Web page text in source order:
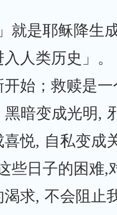
就是耶稣降生
人类历史」
始；救赎是
暗变成光明,
喜悦, 自私变成
些日子的困难,
求, 不会阻止